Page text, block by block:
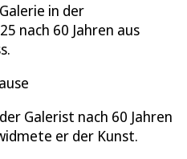
in der
nach 60 Jahren aus
Galerist nach 60 Jahren
er der Kunst.